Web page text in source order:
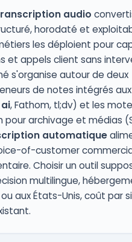
audio
horodaté et
les déploient pour
et appels client sans
s'organise autour de deux
de notes intégrés
, Fathom, tl;dv) et les
archivage et médias
automatique
of-customer
Choisir un outil
multilingue,
aux États-Unis, coût par